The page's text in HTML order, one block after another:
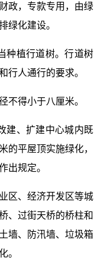
政，专款专用，由绿
绿化建设。
种植行道树。行道树
行人通行的要求。
不得小于八厘米。
建、扩建中心城内既
的平屋顶实施绿化，
出规定。
区、经济开发区等城
、过街天桥的桥柱和
墙、防汛墙、垃圾箱
。